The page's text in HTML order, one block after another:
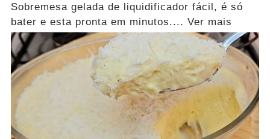
Sobremesa gelada de liquidificador fácil, é só
bater e esta pronta em minutos.... Ver mais